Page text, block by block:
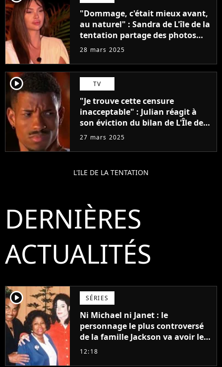
"Dommage, c'était mieux avant,
au naturel" : Sandra de L'île de la
tentation partage des photos
avant ses chirurgies, les
28 mars 2025
player2 TV
"Je trouve cette censure
inacceptable" : Julian réagit à
son éviction du bilan de L'Île de
la tentation
27 mars 2025
L'ILE DE LA TENTATION
DERNIÈRES
ACTUALITÉS
player2 SÉRIES
Ni Michael ni Janet : le
personnage le plus controversé
de la famille Jackson va avoir le
droit à sa propre série
12:18